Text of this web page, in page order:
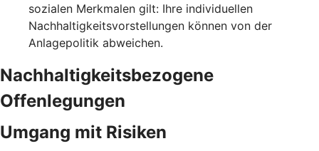
sozialen Merkmalen gilt: Ihre individuellen
Nachhaltigkeitsvorstellungen können von der
Anlagepolitik abweichen.
Nachhaltigkeitsbezogene
Offenlegungen
Umgang mit Risiken